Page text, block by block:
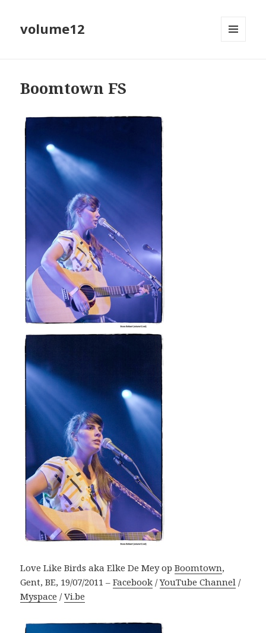
volume12
Boomtown FS
Love Like Birds aka Elke De Mey opBoomtown,
Gent, BE, 19/07/2011 –Facebook /YouTube Channel /
Myspace /Vi.be